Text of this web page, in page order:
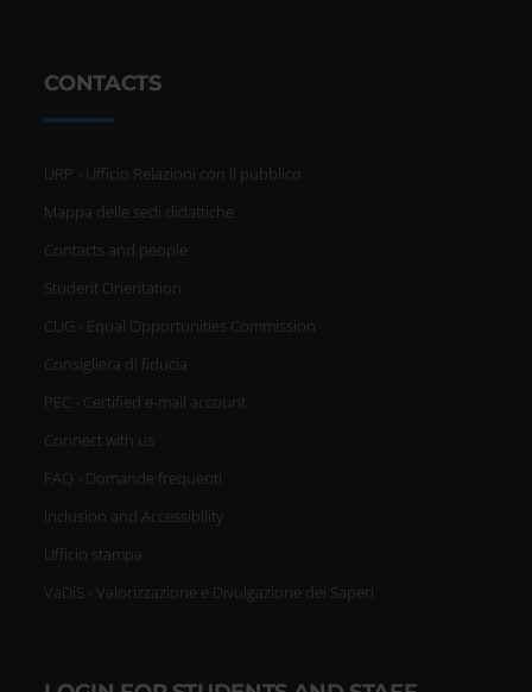
CONTACTS
URP - Ufficio Relazioni con il pubblico
Mappa delle sedi didattiche
Contacts and people
Student Orientation
CUG - Equal Opportunities Commission
Consigliera di fiducia
PEC - Certified e-mail account
Connect with us
FAQ - Domande frequenti
Inclusion and Accessibility
Ufficio stampa
VaDiS - Valorizzazione e Divulgazione dei Saperi